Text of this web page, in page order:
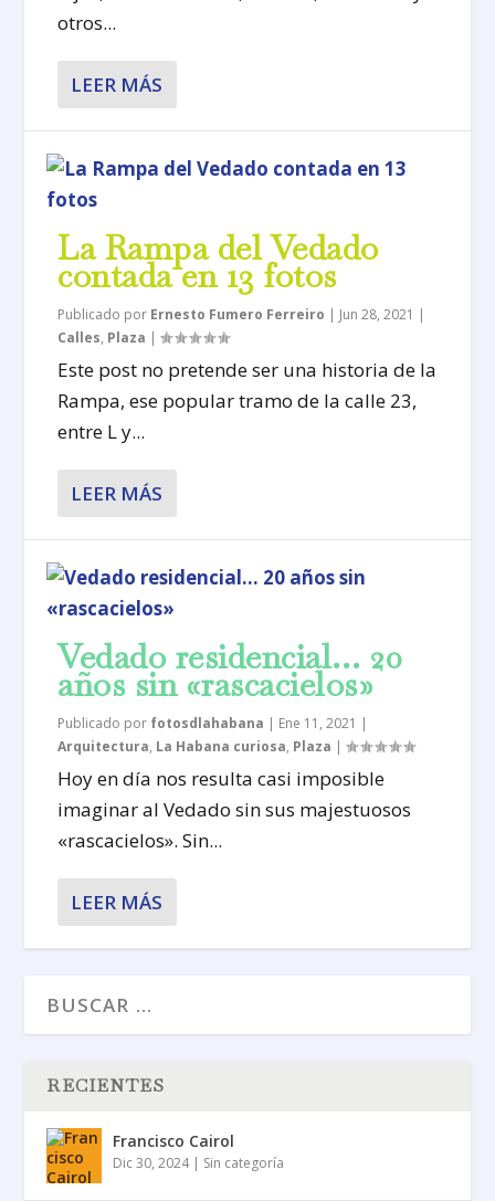
otros...
LEER MÁS
La Rampa del Vedado
contada en 13 fotos
Publicado por Ernesto Fumero Ferreiro | Jun 28, 2021 |
Calles, Plaza |
Este post no pretende ser una historia de la
Rampa, ese popular tramo de la calle 23,
entre L y...
LEER MÁS
Vedado residencial… 20
años sin «rascacielos»
Publicado por fotosdlahabana | Ene 11, 2021 |
Arquitectura, La Habana curiosa, Plaza |
Hoy en día nos resulta casi imposible
imaginar al Vedado sin sus majestuosos
«rascacielos». Sin...
LEER MÁS
RECIENTES
Francisco Cairol
Dic 30, 2024| Sin categoría